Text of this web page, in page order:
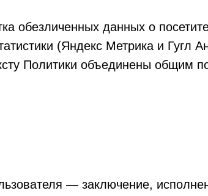
обезличенных данных о
(Яндекс Метрика и Гугл
Политики объединены общим
— заключение,